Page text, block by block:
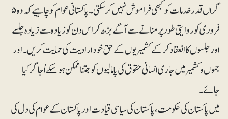
گراں قدر خدمات کو کبھی فراموش نہیں کر سکتی ۔ پاکستانی عوام کو چاہیے کہ وہ ۵
فروری کو روایتی طور پر منانے سے آگے بڑھ کر اس دن کو زیادہ سے زیادہ جلسے
اور جلسوں کا انعقاد کر کے کشمیریوں کے حق خود ارادیت کی حمایت کریں۔ اور
جموں وکشمیر میں جاری انسانی حقوق کی پامالیوں کو جتنا ممکن ہوسکے اُجاگر کیا
جائے۔
میں پاکستان کی حکومت ، پاکستان کی سیاسی قیادت اور پاکستان کے عوام کی دل کی